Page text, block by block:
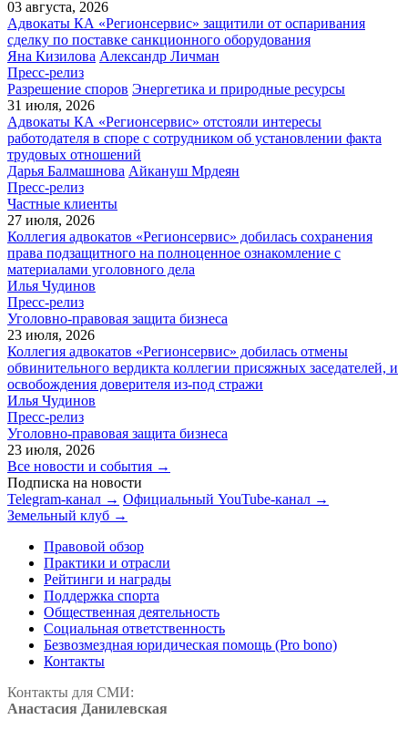
03 августа, 2026
Адвокаты КА «Регионсервис» защитили от оспаривания
сделку по поставке санкционного оборудования
Яна Кизилова Александр Личман
Пресс-релиз
Разрешение споров Энергетика и природные ресурсы
31 июля, 2026
Адвокаты КА «Регионсервис» отстояли интересы
работодателя в споре с сотрудником об установлении факта
трудовых отношений
Дарья Балмашнова Айкануш Мрдеян
Пресс-релиз
Частные клиенты
27 июля, 2026
Коллегия адвокатов «Регионсервис» добилась сохранения
права подзащитного на полноценное ознакомление с
материалами уголовного дела
Илья Чудинов
Пресс-релиз
Уголовно-правовая защита бизнеса
23 июля, 2026
Коллегия адвокатов «Регионсервис» добилась отмены
обвинительного вердикта коллегии присяжных заседателей, и
освобождения доверителя из-под стражи
Илья Чудинов
Пресс-релиз
Уголовно-правовая защита бизнеса
23 июля, 2026
Все новости и события →
Подписка на новости
Telegram-канал → Официальный YouTube-канал →
Земельный клуб →
Правовой обзор
Практики и отрасли
Рейтинги и награды
Поддержка спорта
Общественная деятельность
Социальная ответственность
Безвозмездная юридическая помощь (Pro bono)
Контакты
Контакты для СМИ:
Анастасия Данилевская